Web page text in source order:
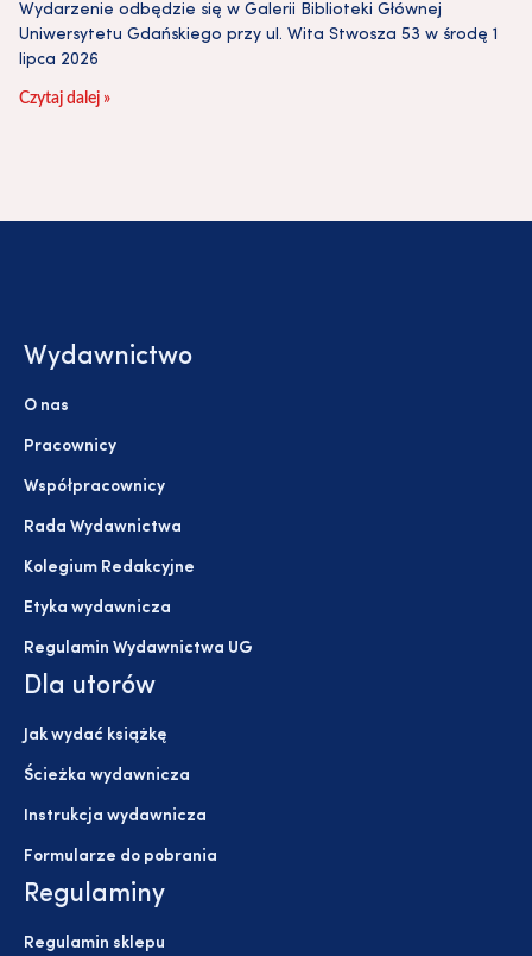
Wydarzenie odbędzie się w Galerii Biblioteki Głównej
Uniwersytetu Gdańskiego przy ul. Wita Stwosza 53 w środę 1
lipca 2026
Czytaj dalej »
Wydawnictwo
O nas
Pracownicy
Współpracownicy
Rada Wydawnictwa
Kolegium Redakcyjne
Etyka wydawnicza
Regulamin Wydawnictwa UG
Dla utorów
Jak wydać książkę
Ścieżka wydawnicza
Instrukcja wydawnicza
Formularze do pobrania
Regulaminy
Regulamin sklepu